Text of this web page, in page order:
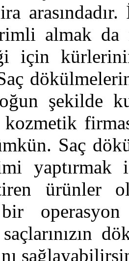
almak da
için
şekilde
kozmetik
Saç
ürünler